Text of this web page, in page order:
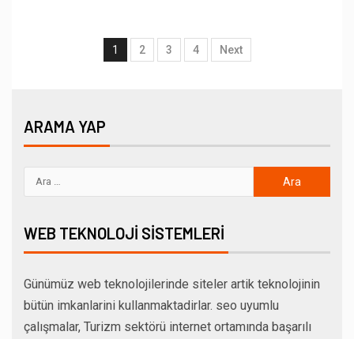
1 2 3 4 Next
ARAMA YAP
WEB TEKNOLOJI SISTEMLERI
Günümüz web teknolojilerinde siteler artik teknolojinin
bütün imkanlarini kullanmaktadirlar. seo uyumlu
çalışmalar, Turizm sektörü internet ortamında başarılı